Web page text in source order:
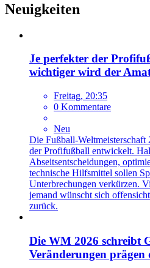
Neuigkeiten
Je perfekter der
wichtiger wird der
Freitag, 20:35
0 Kommentare
Neu
Die Fußball-Weltmeisterschaft
der Profifußball entwickelt.
Abseitsentscheidungen,
technische Hilfsmittel sollen
Unterbrechungen verkürzen.
jemand wünscht sich
zurück.
Die WM 2026 schreibt
Veränderungen prägen